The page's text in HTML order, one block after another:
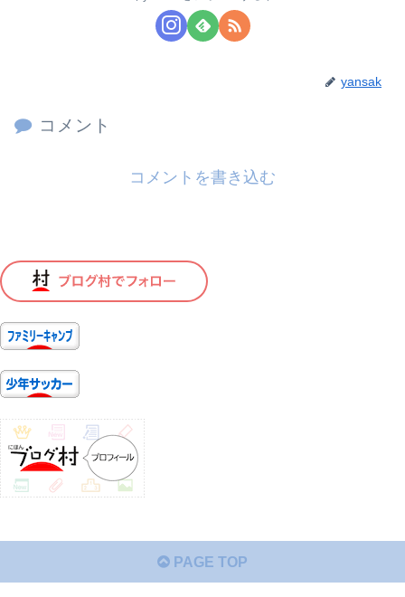
yansak
コメント
コメントを書き込む
PAGE TOP